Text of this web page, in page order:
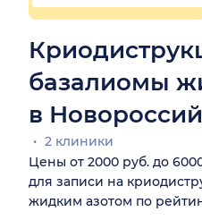
базалиомы
в
2 клиники
Цены от 2000 руб. до
для записи на
жидким азотом по